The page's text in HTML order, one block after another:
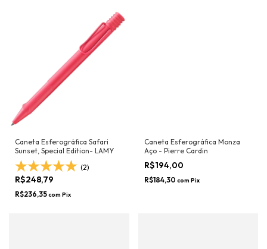
Caneta Esferográfica Safari
Sunset, Special Edition- LAMY
(2)
R$248,79
R$236,35com Pix
Caneta Esferográfica Monza
Aço - Pierre Cardin
R$194,00
R$184,30 com Pix